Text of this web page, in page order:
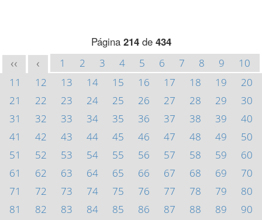
Página 214de 434
<< < 1 2 3 4 5 6 7 8 9
10
11
12 13 14 15 16 17 18 19
20
21
22 23 24 25 26 27 28 29
30
31
32 33 34 35 36 37 38 39
40
41
42 43 44 45 46 47 48 49
50
51
52 53 54 55 56 57 58 59
60
61
62 63 64 65 66 67 68 69
70
71
72 73 74 75 76 77 78 79
80
81
82 83 84 85 86 87 88 89
90